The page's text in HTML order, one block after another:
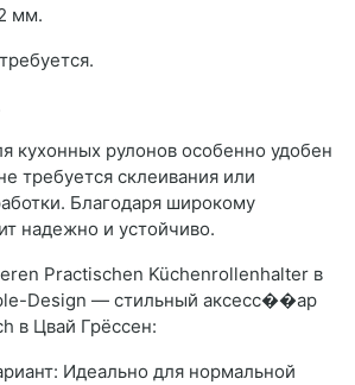
мм.
кухонных рулонов особенно удобен
требуется склеивания или
Благодаря широкому
надежно и устойчиво.
Practischen Küchenrollenhalter в
Design — стильный аксесс��ар
в Цвай Грёссен:
Идеально для нормальной